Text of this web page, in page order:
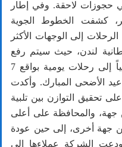
في حجوزات لاحقة. وفي إطار
كشفت الخطوط الجوية
إلى الوجهات الأكثر
لندن، حيث سيتم رفع
عدد الرحلات من 3 رحلات أسبوعياً إلى رحلات يومية بواقع 7
الأضحى المبارك. وأكدت
تحقيق التوازن بين تلبية
جهة، والمحافظة على أعلى
جهة أخرى، إلى حين عودة
الشركة عملاءها إلى